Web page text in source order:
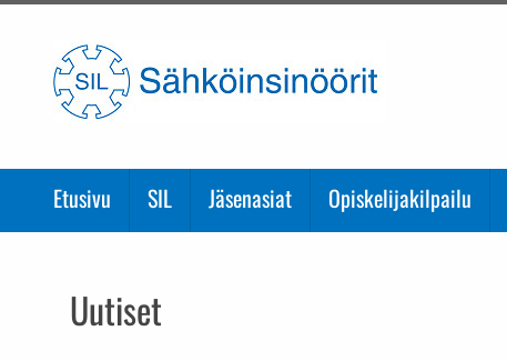
Etusivu SIL Jäsenasiat Opiskelijakilpailu
Uutiset